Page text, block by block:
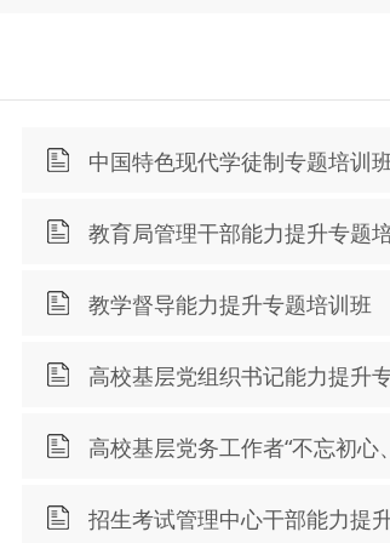
中国特色现代学徒制专题培训
教育局管理干部能力提升专题
教学督导能力提升专题培训班
高校基层党组织书记能力提升
高校基层党务工作者“不忘初心
招生考试管理中心干部能力提